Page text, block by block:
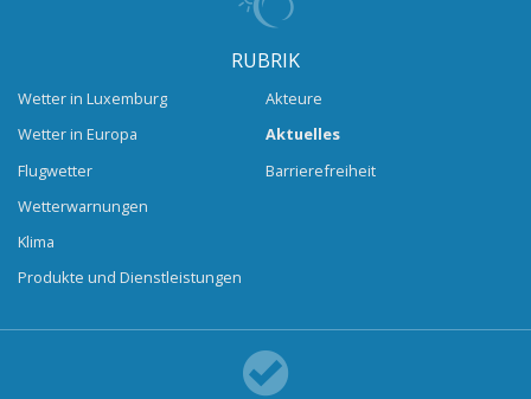
RUBRIK
Wetter in Luxemburg
Wetter in Europa
Flugwetter
Wetterwarnungen
Klima
Produkte und Dienstleistungen
Akteure
Aktuelles
Barrierefreiheit